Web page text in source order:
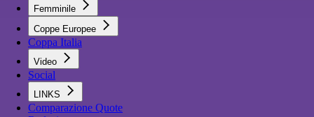
Femminile
Coppe Europee
Coppa Italia
Video
Social
LINKS
Comparazione Quote